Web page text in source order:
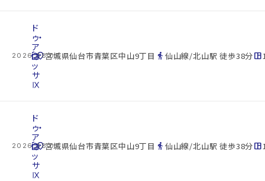
2026.08.07
cottage
ド
ゥ・
ア
ネ
ッ
サ
Ⅸ
location_on宮城県仙台市青葉区中山9丁目 directions_walk 仙山線/北山駅 徒歩38分space_dashboard
2026.08.07
cottage
ド
ゥ・
ア
ネ
ッ
サ
Ⅸ
location_on宮城県仙台市青葉区中山9丁目 directions_walk 仙山線/北山駅 徒歩38分space_dashboard